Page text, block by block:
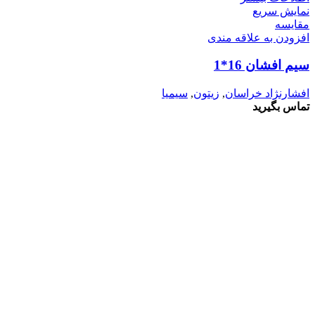
نمایش سریع
مقايسه
افزودن به علاقه مندی
سیم افشان 16*1
افشارنژاد خراسان, زیتون, سیمیا
تماس بگیرید